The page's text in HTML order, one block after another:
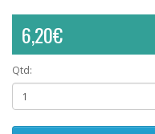
6,20€
Qtd: